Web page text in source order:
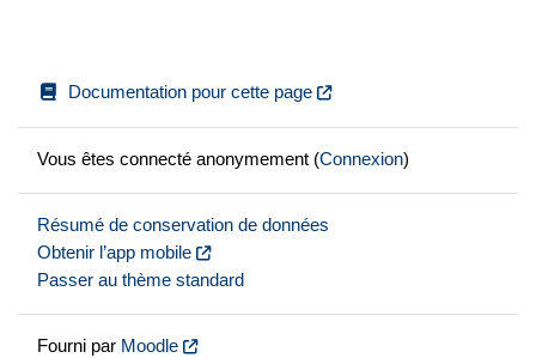
Documentation pour cette page
Vous êtes connecté anonymement (Connexion)
Résumé de conservation de données
Obtenir l’app mobile
Passer au thème standard
Fourni par Moodle